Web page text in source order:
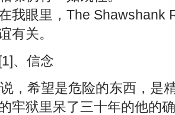
眼里，The Shawshank
有关。
、信念
希望是危险的东西，是
牢狱里呆了三十年的他的